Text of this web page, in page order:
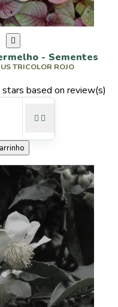

- Sementes
TRICOLOR ROJO
based on review(s)
 